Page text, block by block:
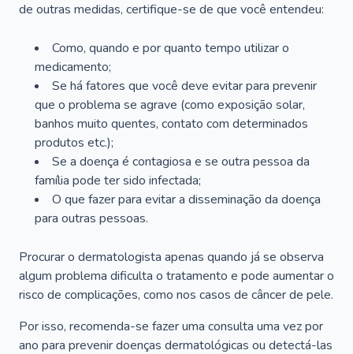
de outras medidas, certifique-se de que você entendeu:
Como, quando e por quanto tempo utilizar o
medicamento;
Se há fatores que você deve evitar para prevenir
que o problema se agrave (como exposição solar,
banhos muito quentes, contato com determinados
produtos etc.);
Se a doença é contagiosa e se outra pessoa da
família pode ter sido infectada;
O que fazer para evitar a disseminação da doença
para outras pessoas.
Procurar o dermatologista apenas quando já se observa
algum problema dificulta o tratamento e pode aumentar o
risco de complicações, como nos casos de câncer de pele.
Por isso, recomenda-se fazer uma consulta uma vez por
ano para prevenir doenças dermatológicas ou detectá-las